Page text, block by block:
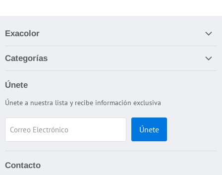
Exacolor
Términos y Condiciones
Política de devolución / reembolso
Categorías
Cabinas de Iluminación
Color
Dispersión
DJH
Flamabilidad
Únete
Únete a nuestra lista y recibe información exclusiva
Correo Electrónico Únete
Contacto